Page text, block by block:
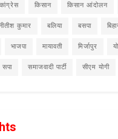
कांग्रेस किसान किसान आंदोलन
कुमार बलिया बसपा
भाजपा मायावती मिर्जापुर
सपा समाजवादी पार्टी सीएम योगी